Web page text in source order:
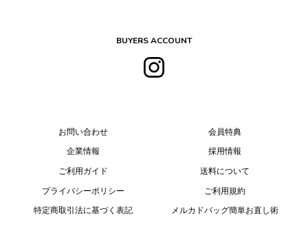
BUYERS ACCOUNT
お問い合わせ
企業情報
ご利用ガイド
プライバシーポリシー
特定商取引法に基づく表記
会員特典
採用情報
送料について
ご利用規約
メルカドバッグ簡単お直し術